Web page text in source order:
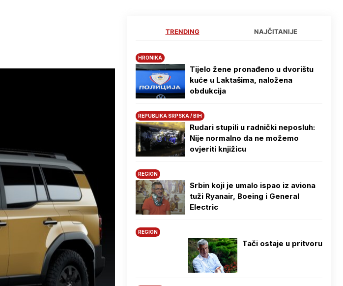
TRENDING NAJČITANIJE
HRONIKA
Tijelo žene pronađeno u dvorištu
kuće u Laktašima, naložena
obdukcija
REPUBLIKA SRPSKA / BIH
Rudari stupili u radnički neposluh:
Nije normalno da ne možemo
ovjeriti knjižicu
REGION
Srbin koji je umalo ispao iz aviona
tuži Ryanair, Boeing i General
Electric
REGION
Tači ostaje u pritvoru